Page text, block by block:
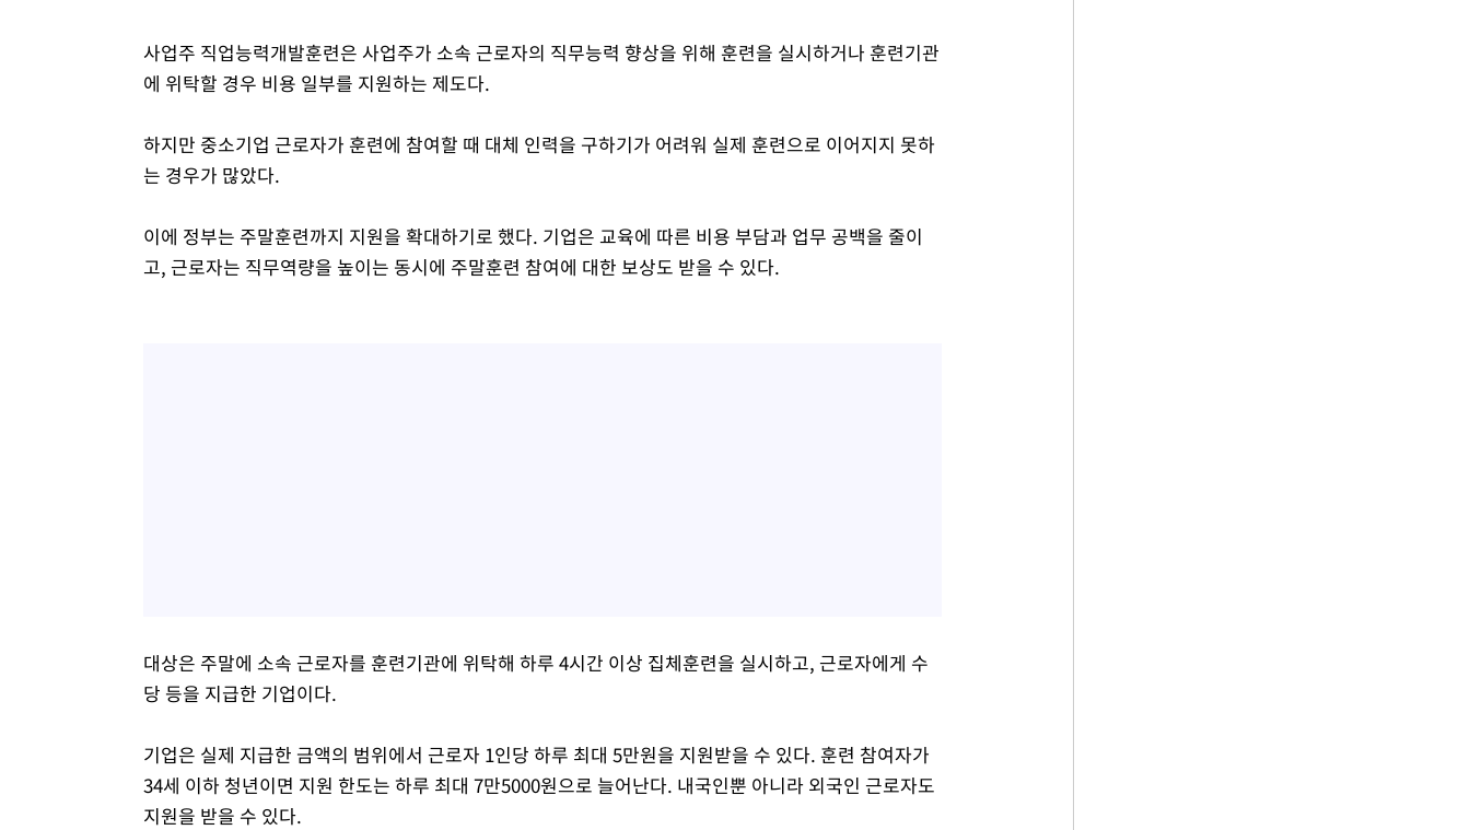
사업주 직업능력개발훈련은 사업주가 소속 근로자의 직무능력 향상을 위해 훈련을 실시하거나 훈련기관
에 위탁할 경우 비용 일부를 지원하는 제도다.
하지만 중소기업 근로자가 훈련에 참여할 때 대체 인력을 구하기가 어려워 실제 훈련으로 이어지지 못하
는 경우가 많았다.
이에 정부는 주말훈련까지 지원을 확대하기로 했다. 기업은 교육에 따른 비용 부담과 업무 공백을 줄이
고, 근로자는 직무역량을 높이는 동시에 주말훈련 참여에 대한 보상도 받을 수 있다.
대상은 주말에 소속 근로자를 훈련기관에 위탁해 하루 4시간 이상 집체훈련을 실시하고, 근로자에게 수
당 등을 지급한 기업이다.
기업은 실제 지급한 금액의 범위에서 근로자 1인당 하루 최대 5만원을 지원받을 수 있다. 훈련 참여자가
34세 이하 청년이면 지원 한도는 하루 최대 7만5000원으로 늘어난다. 내국인뿐 아니라 외국인 근로자도
지원을 받을 수 있다.